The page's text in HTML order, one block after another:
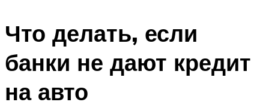
Что делать, если
банки не дают кредит
на авто